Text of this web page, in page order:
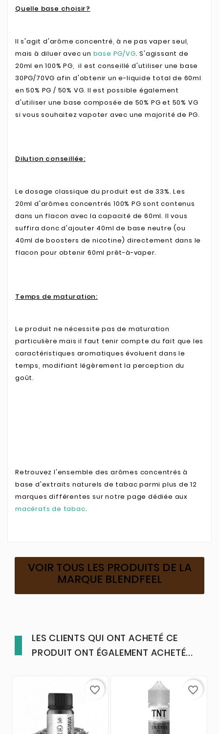
Quelle base choisir?
Il s'agit d'arôme concentré, à ne pas vaper seul,
mais à diluer avec un base PG/VG. S'agissant de
20ml en 100% PG, il est conseillé d'utiliser une base
30PG/70VG afin d'obtenir un e-liquide total de 60ml
en 50% PG / 50% VG. Il est possible également
d'utiliser une base composée de 50% PG et 50% VG
si vous souhaitez vapoter avec une majorité de PG.
Dilution conseillée:
Le dosage classique du produit est de 33%. Les
20ml d'arômes concentrés 100% PG sont contenus
dans un flacon avec la capacité de 60ml. Il vous
suffira donc d'ajouter 40ml de base neutre (ou
40ml de boosters de nicotine) directement dans le
flacon pour obtenir 60ml prêt-à-vaper.
Temps de maturation:
Le produit ne nécessite pas de maturation
particulière mais il faut tenir compte du fait que les
caractéristiques aromatiques évoluent dans le
temps, modifiant légèrement la perception du
goût.
Retrouvez l'ensemble des arômes concentrés à
base d'extraits naturels de tabac parmi plus de 12
marques différentes sur notre page dédiée aux
macérats de tabac.
VOIR TOUS LES PRODUITS DE LA
MARQUE BLENDFEEL
LES CLIENTS QUI ONT ACHETÉ CE
PRODUIT ONT ÉGALEMENT ACHETÉ...
favorite_border favorite_border